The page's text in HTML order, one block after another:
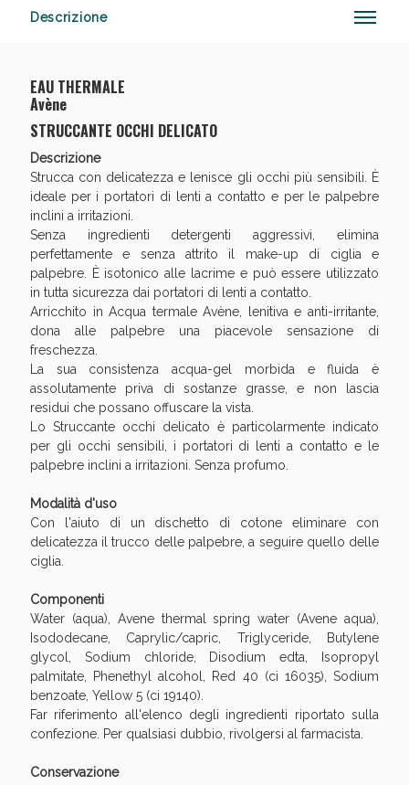
Descrizione
EAU THERMALE
Avène
STRUCCANTE OCCHI DELICATO
Descrizione
Strucca con delicatezza e lenisce gli occhi più sensibili. È
ideale per i portatori di lenti a contatto e per le palpebre
inclini a irritazioni.
Senza ingredienti detergenti aggressivi, elimina
perfettamente e senza attrito il make-up di ciglia e
palpebre. È isotonico alle lacrime e può essere utilizzato
in tutta sicurezza dai portatori di lenti a contatto.
Arricchito in Acqua termale Avène, lenitiva e anti-irritante,
dona alle palpebre una piacevole sensazione di
freschezza.
La sua consistenza acqua-gel morbida e fluida è
assolutamente priva di sostanze grasse, e non lascia
residui che possano offuscare la vista.
Lo Struccante occhi delicato è particolarmente indicato
per gli occhi sensibili, i portatori di lenti a contatto e le
palpebre inclini a irritazioni. Senza profumo.
Modalità d'uso
Con l'aiuto di un dischetto di cotone eliminare con
delicatezza il trucco delle palpebre, a seguire quello delle
ciglia.
Componenti
Water (aqua), Avene thermal spring water (Avene aqua),
Isododecane, Caprylic/capric, Triglyceride, Butylene
glycol, Sodium chloride, Disodium edta, Isopropyl
palmitate, Phenethyl alcohol, Red 40 (ci 16035), Sodium
benzoate, Yellow 5 (ci 19140).
Far riferimento all'elenco degli ingredienti riportato sulla
confezione. Per qualsiasi dubbio, rivolgersi al farmacista.
Conservazione
Sconto fino al 55% disponibile oggi!
Vie Urinarie e Prostata: Sconti fino al 45% oggi!